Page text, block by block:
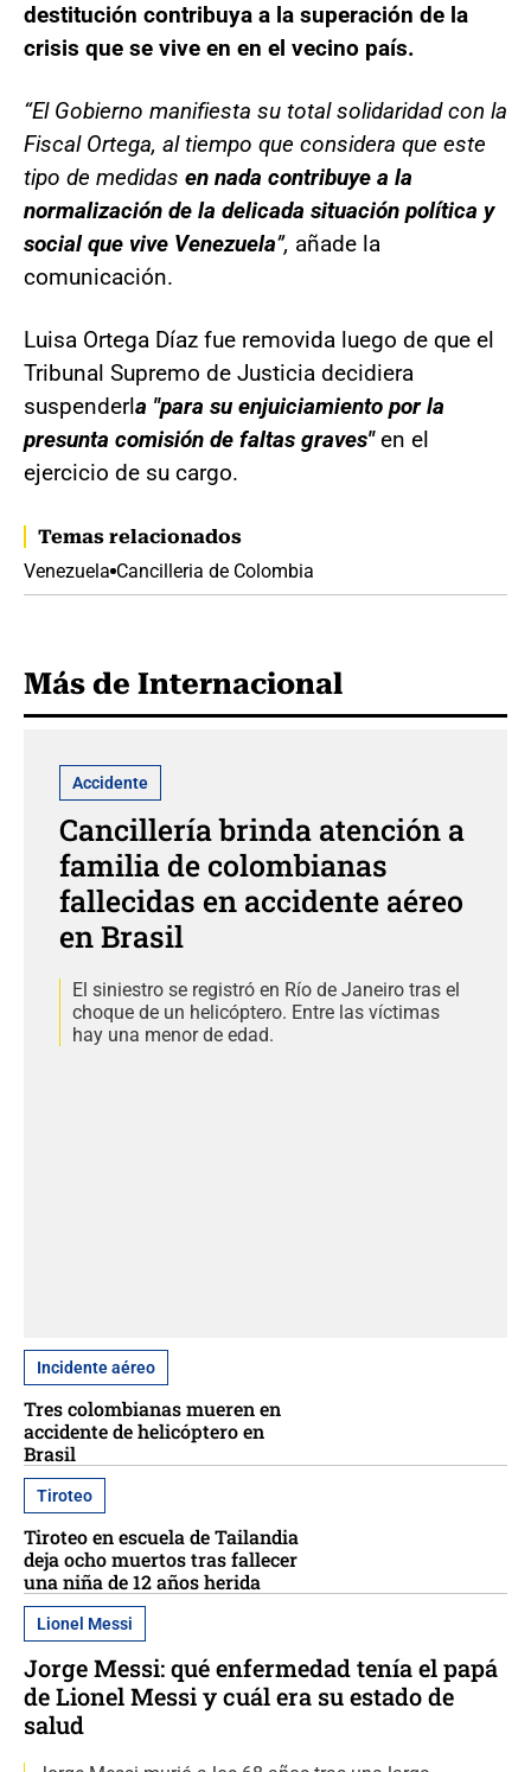
destitución contribuya a la superación de la
crisis que se vive en en el vecino país.
“El Gobierno manifiesta su total solidaridad con la
Fiscal Ortega, al tiempo que considera que este
tipo de medidas en nada contribuye a la
normalización de la delicada situación política y
social que vive Venezuela”, añade la
comunicación.
Luisa Ortega Díaz fue removida luego de que el
Tribunal Supremo de Justicia decidiera
suspenderla "para su enjuiciamiento por la
presunta comisión de faltas graves"en el
ejercicio de su cargo.
Temas relacionados
Venezuela Cancilleria de Colombia
Más de Internacional
Accidente
Cancillería brinda atención a
familia de colombianas
fallecidas en accidente aéreo
en Brasil
El siniestro se registró en Río de Janeiro tras el
choque de un helicóptero. Entre las víctimas
hay una menor de edad.
Incidente aéreo
Tres colombianas mueren en
accidente de helicóptero en
Brasil
Tiroteo
Tiroteo en escuela de Tailandia
deja ocho muertos tras fallecer
una niña de 12 años herida
Lionel Messi
Jorge Messi: qué enfermedad tenía el papá
de Lionel Messi y cuál era su estado de
salud